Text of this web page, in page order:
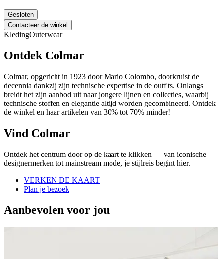
Gesloten
Contacteer de winkel
KledingOuterwear
Ontdek Colmar
Colmar, opgericht in 1923 door Mario Colombo, doorkruist de
decennia dankzij zijn technische expertise in de outfits. Onlangs
breidt het zijn aanbod uit naar jongere lijnen en collecties, waarbij
technische stoffen en elegantie altijd worden gecombineerd. Ontdek
de winkel en haar artikelen van 30% tot 70% minder!
Vind Colmar
Ontdek het centrum door op de kaart te klikken — van iconische
designermerken tot mainstream mode, je stijlreis begint hier.
VERKEN DE KAART
Plan je bezoek
Aanbevolen voor jou